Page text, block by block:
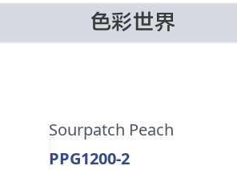
色彩世界
Sourpatch Peach
PPG1200-2